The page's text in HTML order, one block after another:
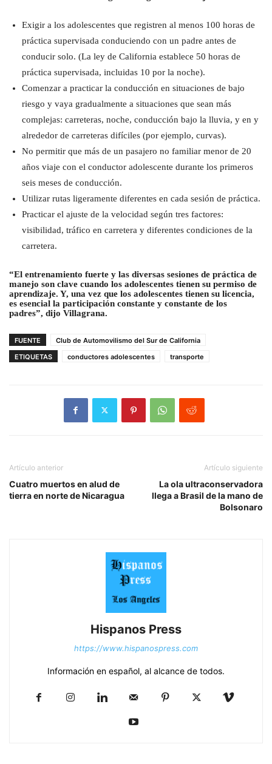
Exigir a los adolescentes que registren al menos 100 horas de
práctica supervisada conduciendo con un padre antes de
conducir solo. (La ley de California establece 50 horas de
práctica supervisada, incluidas 10 por la noche).
Comenzar a practicar la conducción en situaciones de bajo
riesgo y vaya gradualmente a situaciones que sean más
complejas: carreteras, noche, conducción bajo la lluvia, y en y
alrededor de carreteras difíciles (por ejemplo, curvas).
No permitir que más de un pasajero no familiar menor de 20
años viaje con el conductor adolescente durante los primeros
seis meses de conducción.
Utilizar rutas ligeramente diferentes en cada sesión de práctica.
Practicar el ajuste de la velocidad según tres factores:
visibilidad, tráfico en carretera y diferentes condiciones de la
carretera.
“El entrenamiento fuerte y las diversas sesiones de práctica de
manejo son clave cuando los adolescentes tienen su permiso de
aprendizaje. Y, una vez que los adolescentes tienen su licencia,
es esencial la participación constante y constante de los
padres”, dijo Villagrana.
FUENTE
Club de Automovilismo del Sur de California
ETIQUETAS
conductores adolescentes transporte
Artículo anterior
Cuatro muertos en alud de
tierra en norte de Nicaragua
Artículo siguiente
La ola ultraconservadora
llega a Brasil de la mano de
Bolsonaro
Hispanos Press
https://www.hispanospress.com
Información en español, al alcance de todos.